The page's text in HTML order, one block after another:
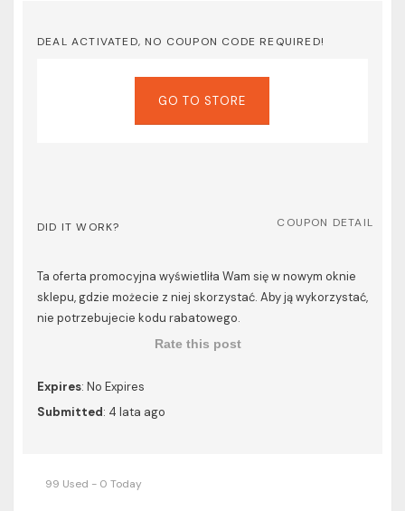
DEAL ACTIVATED, NO COUPON CODE REQUIRED!
GO TO STORE
DID IT WORK? COUPON DETAIL
Ta oferta promocyjna wyświetliła Wam się w nowym oknie
sklepu, gdzie możecie z niej skorzystać. Aby ją wykorzystać,
nie potrzebujecie kodu rabatowego.
Rate this post
Expires: No Expires
Submitted: 4 lata ago
99 Used - 0 Today